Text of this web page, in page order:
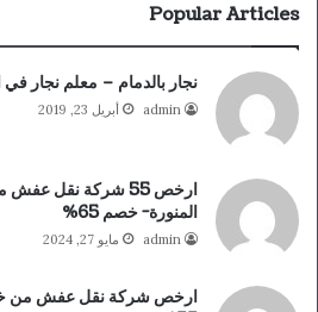
Popular Articles
نجار بالدمام – معلم نجار في
admin أبريل 23, 2019
ارخص 55 شركة نقل
المنورة- خصم 65%
admin مايو 27, 2024
ارخص شركة نقل عفش من